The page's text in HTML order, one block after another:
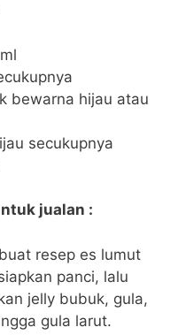
bewarna hijau atau
secukupnya
jualan :
resep es lumut
panci, lalu
jelly bubuk, gula,
gula larut.